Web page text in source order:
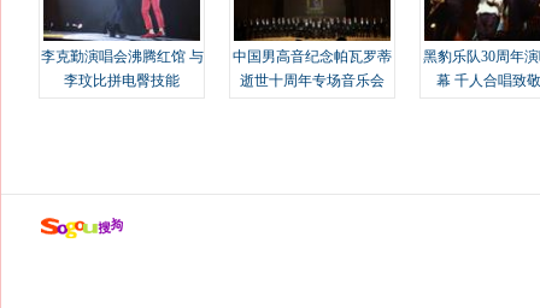
李克勤演唱会沸腾红馆 与
李玟比拼电臀技能
中国男高音纪念帕瓦罗蒂
逝世十周年专场音乐会
黑豹乐队30周年
幕 千人合唱致